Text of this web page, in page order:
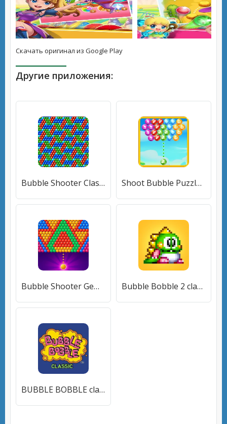
Скачать оригинал из Google Play
Другие приложения:
Bubble Shooter Classic (Бабл Шутер Классик) [МОД Unlocked] APK Android Shoot Bubble Puzzle (Шут Бабл Пазл) [МОД Бесконечные монеты] APK Android
Bubble Shooter Gem Puzzle Pop (Бабл Шутер Драгоценный камень) [МОД Mega Pack] APK Android Bubble Bobble 2 classic (Бабл Бобл 2 классик) [МОД Premium] APK Android
BUBBLE BOBBLE classic (БАБЛ БОББЛ классика) [МОД Меню] APK Android